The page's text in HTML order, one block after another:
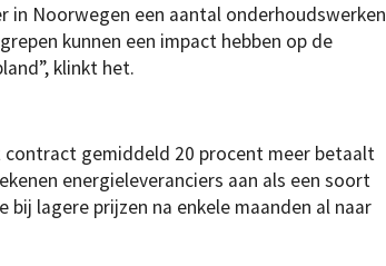
in Noorwegen een aantal onderhoudswerken
kunnen een impact hebben op de
klinkt het.
gemiddeld 20 procent meer betaalt
energieleveranciers aan als een soort
lagere prijzen na enkele maanden al naar